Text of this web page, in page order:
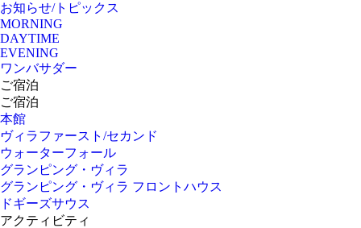
お知らせ/トピックス
MORNING
DAYTIME
EVENING
ワンバサダー
ご宿泊
ご宿泊
本館
ヴィラファースト/セカンド
ウォーターフォール
グランピング・ヴィラ
グランピング・ヴィラ フロントハウス
ドギーズサウス
アクティビティ